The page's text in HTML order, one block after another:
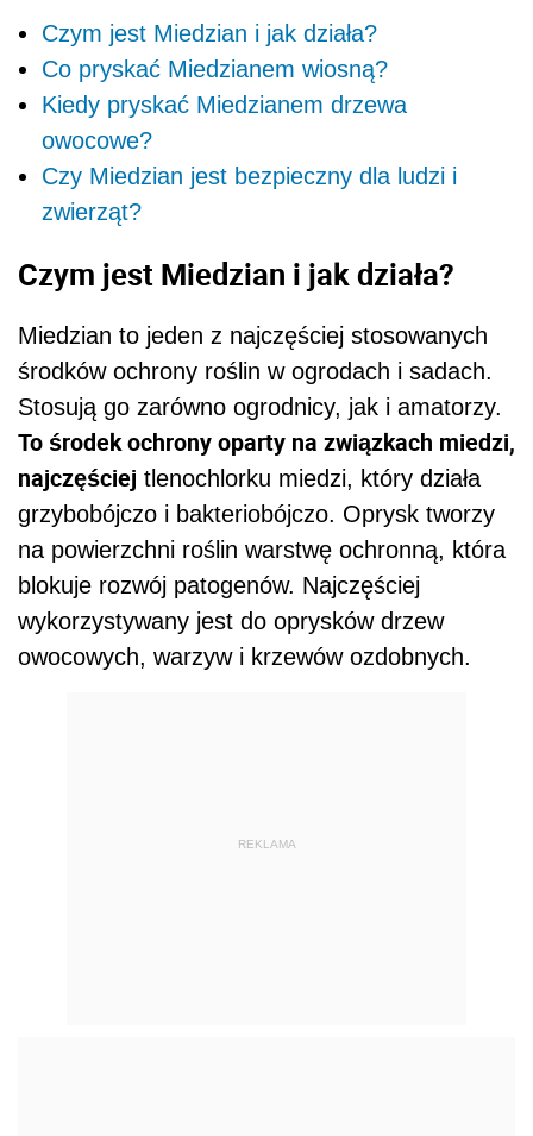
Czym jest Miedzian i jak działa?
Co pryskać Miedzianem wiosną?
Kiedy pryskać Miedzianem drzewa
owocowe?
Czy Miedzian jest bezpieczny dla ludzi i
zwierząt?
Czym jest Miedzian i jak działa?
Miedzian to jeden z najczęściej stosowanych
środków ochrony roślin w ogrodach i sadach.
Stosują go zarówno ogrodnicy, jak i amatorzy.
To środek ochrony oparty na związkach miedzi,
najczęściej tlenochlorku miedzi, który działa
grzybobójczo i bakteriobójczo. Oprysk tworzy
na powierzchni roślin warstwę ochronną, która
blokuje rozwój patogenów. Najczęściej
wykorzystywany jest do oprysków drzew
owocowych, warzyw i krzewów ozdobnych.
REKLAMA